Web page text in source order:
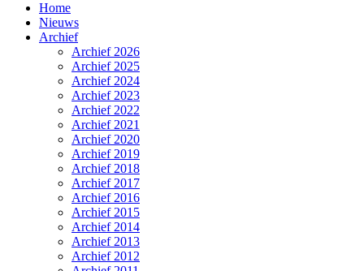
Home
Nieuws
Archief
Archief 2026
Archief 2025
Archief 2024
Archief 2023
Archief 2022
Archief 2021
Archief 2020
Archief 2019
Archief 2018
Archief 2017
Archief 2016
Archief 2015
Archief 2014
Archief 2013
Archief 2012